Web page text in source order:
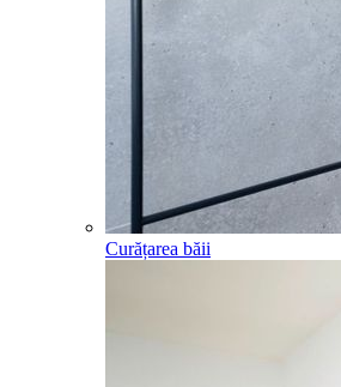
Curățarea băii